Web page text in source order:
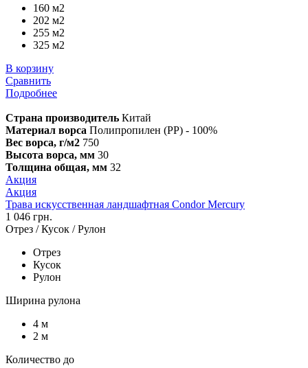
160 м2
202 м2
255 м2
325 м2
В корзину
Сравнить
Подробнее
Страна производитель Китай
Материал ворса Полипропилен (PP) - 100%
Вес ворса, г/м2 750
Высота ворса, мм 30
Толщина общая, мм 32
Акция
Акция
Трава искусственная ландшафтная Condor Mercury
1 046 грн.
Отрез / Кусок / Рулон
Отрез
Кусок
Рулон
Ширина рулона
4 м
2 м
Количество до